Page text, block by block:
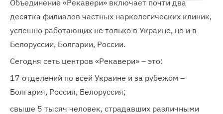
Объединение «Рекавери» включает почти два
десятка филиалов частных наркологических клиник,
успешно работающих не только в Украине, но и в
Белоруссии, Болгарии, России.
Сегодня сеть центров «Рекавери» – это:
17 отделений по всей Украине и за рубежом –
Болгария, Россия, Белоруссия;
свыше 5 тысяч человек, страдавших различными